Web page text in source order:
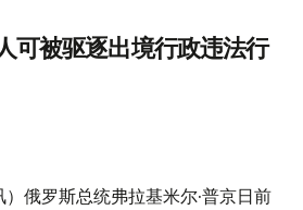
可被驱逐出境行政违法行
）俄罗斯总统弗拉基米尔·普京日前